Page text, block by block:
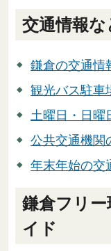
交通情報な
鎌倉の交通情
観光バス駐車
土曜日・日曜
公共交通機関
年末年始の交
鎌倉フリー
イド